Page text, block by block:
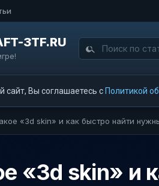
3TF.RU
сайт, Вы соглашаетесь с Политикой
«3d skin» и как быстро найти
«3d skin» и